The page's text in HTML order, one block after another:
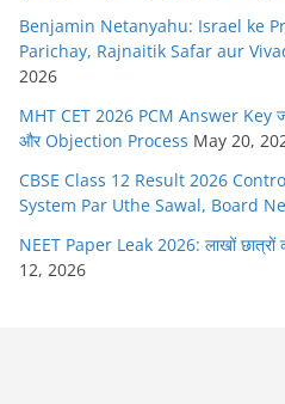
Benjamin Netanyahu: Israel ke
Parichay, Rajnaitik Safar aur
2026
MHT CET 2026 PCM Answer Key
और Objection Process May 20,
CBSE Class 12 Result 2026
System Par Uthe Sawal, Board
NEET Paper Leak 2026: लाखों छात्रों
12, 2026